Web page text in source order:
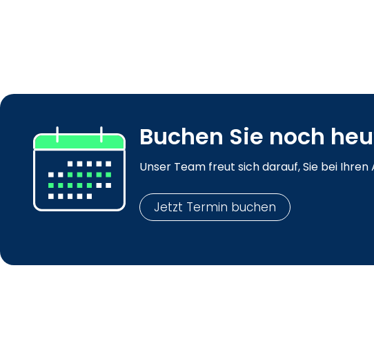
Buchen Sie noch
Unser Team freut sich darauf, Sie bei
Jetzt Termin buchen